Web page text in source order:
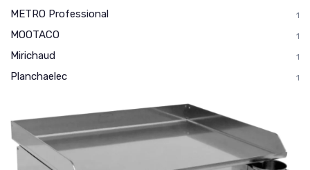
METRO Professional 1
MOOTACO 1
Mirichaud 1
Planchaelec 1